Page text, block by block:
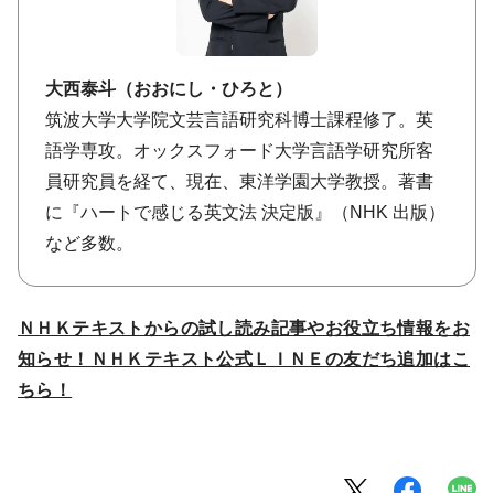
大西泰斗（おおにし・ひろと）
筑波大学大学院文芸言語研究科博士課程修了。英
語学専攻。オックスフォード大学言語学研究所客
員研究員を経て、現在、東洋学園大学教授。著書
に『ハートで感じる英文法 決定版』（NHK 出版）
など多数。
ＮＨＫテキストからの試し読み記事やお役立ち情報をお
知らせ！ＮＨＫテキスト公式ＬＩＮＥの友だち追加はこ
ちら！